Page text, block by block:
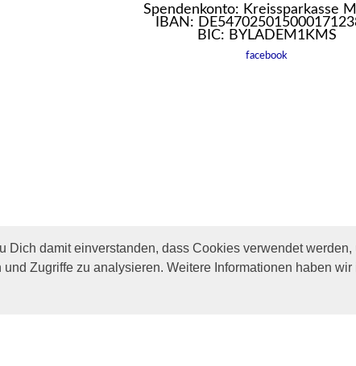
Dich damit einverstanden, dass Cookies verwendet
Zugriffe zu analysieren. Weitere Informationen haben
Spendenkonto: Kreissparkasse
IBAN:
BIC: BYLADEM1KMS
facebook